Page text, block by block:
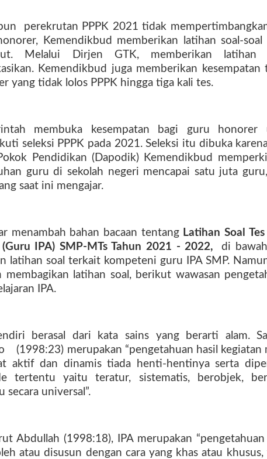
perekrutan PPPK 2021 tidak
Kemendikbud memberikan latihan soal-soal
Melalui Dirjen GTK, memberikan latihan
Kemendikbud juga memberikan kesempatan
yang tidak lolos PPPK hingga tiga kali tes.
membuka kesempatan bagi guru honorer
seleksi PPPK pada 2021. Seleksi itu dibuka
Pendidikan (Dapodik) Kemendikbud
guru di sekolah negeri mencapai satu juta
saat ini mengajar.
menambah bahan bacaan tentang Latihan Soal
(Guru IPA) SMP-MTs Tahun 2021 - 2022,
di
latihan soal terkait kompeteni guru IPA SMP.
membagikan latihan soal, berikut wawasan
IPA.
berasal dari kata sains yang berarti alam.
(1998:23) merupakan “pengetahuan hasil kegiatan
aktif dan dinamis tiada henti-hentinya serta
tertentu yaitu teratur, sistematis, berobjek,
secara universal”.
Abdullah (1998:18), IPA merupakan
atau disusun dengan cara yang khas atau